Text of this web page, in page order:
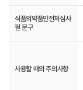
식품의약품안전처심사
필 문구
사용할 때의 주의사항